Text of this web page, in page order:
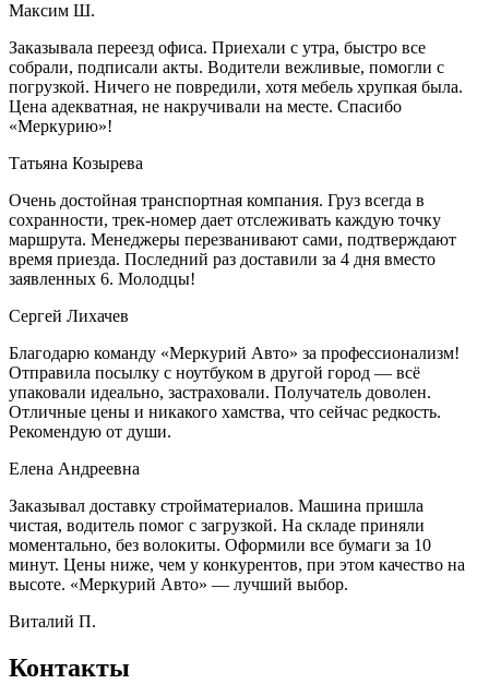
Максим Ш.
Заказывала переезд офиса. Приехали с утра, быстро все
собрали, подписали акты. Водители вежливые, помогли с
погрузкой. Ничего не повредили, хотя мебель хрупкая была.
Цена адекватная, не накручивали на месте. Спасибо
«Меркурию»!
Татьяна Козырева
Очень достойная транспортная компания. Груз всегда в
сохранности, трек-номер дает отслеживать каждую точку
маршрута. Менеджеры перезванивают сами, подтверждают
время приезда. Последний раз доставили за 4 дня вместо
заявленных 6. Молодцы!
Сергей Лихачев
Благодарю команду «Меркурий Авто» за профессионализм!
Отправила посылку с ноутбуком в другой город — всё
упаковали идеально, застраховали. Получатель доволен.
Отличные цены и никакого хамства, что сейчас редкость.
Рекомендую от души.
Елена Андреевна
Заказывал доставку стройматериалов. Машина пришла
чистая, водитель помог с загрузкой. На складе приняли
моментально, без волокиты. Оформили все бумаги за 10
минут. Цены ниже, чем у конкурентов, при этом качество на
высоте. «Меркурий Авто» — лучший выбор.
Виталий П.
Контакты